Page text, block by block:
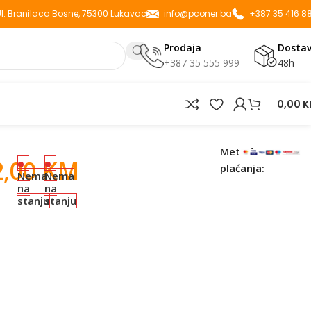
Branilaca Bosne, 75300 Lukavac info@pconer.ba +387 35 416
Prodaja
+387 35 555 999
48h
0,00
KM
Nema
na
stanju
Nema
na
stanju
Metode
plaćanja: